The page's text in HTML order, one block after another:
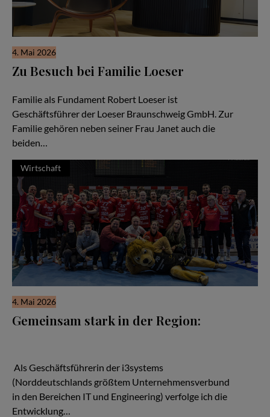
4. Mai 2026
Zu Besuch bei Familie Loeser
Familie als Fundament Robert Loeser ist
Geschäftsführer der Loeser Braunschweig GmbH. Zur
Familie gehören neben seiner Frau Janet auch die
beiden…
Wirtschaft
4. Mai 2026
Gemeinsam stark in der Region:
Als Geschäftsführerin der i3systems
(Norddeutschlands größtem Unternehmensverbund
in den Bereichen IT und Engineering) verfolge ich die
Entwicklung…